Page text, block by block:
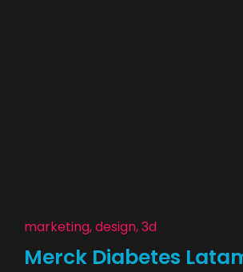
marketing, design, 3d
Merck Diabetes